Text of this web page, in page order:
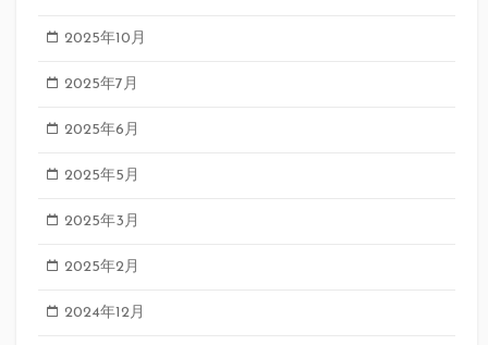
2025年10月
2025年7月
2025年6月
2025年5月
2025年3月
2025年2月
2024年12月